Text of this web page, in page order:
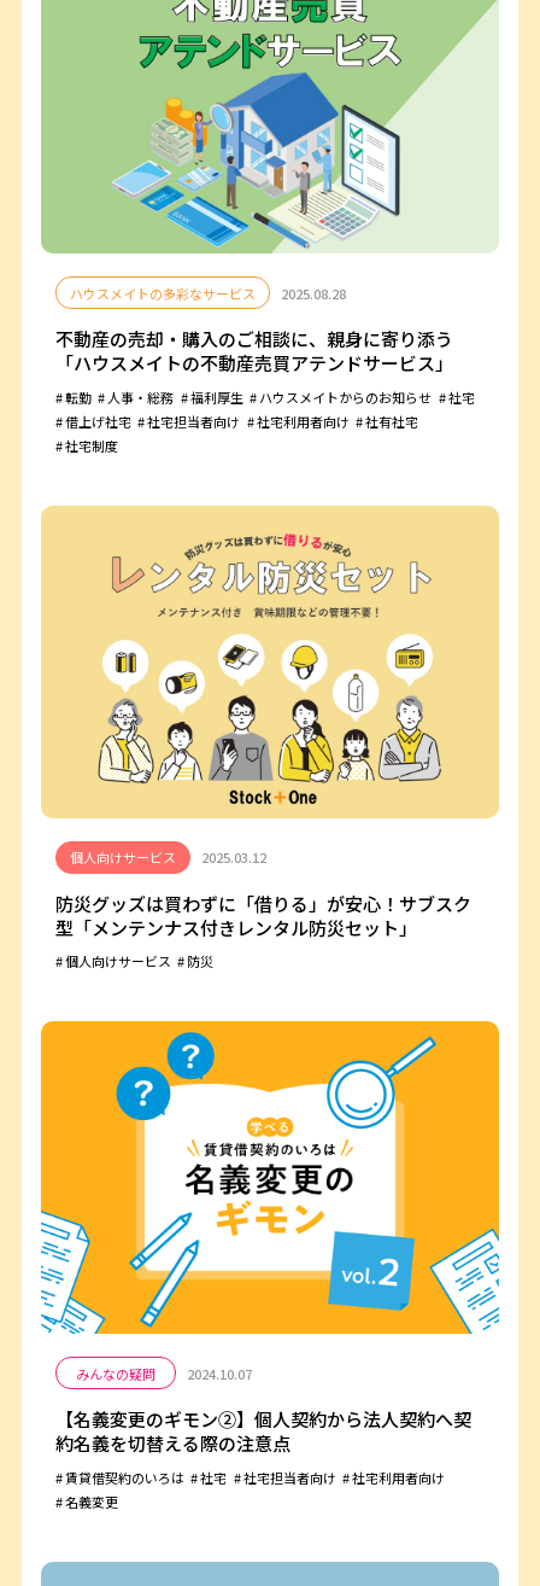
ハウスメイトの多彩なサービス 2025.08.28
不動産の売却・購入のご相談に、親身に寄り添う
「ハウスメイトの不動産売買アテンドサービス」
転勤 人事・総務 福利厚生 ハウスメイトからのお知らせ
社宅
借上げ社宅
社宅担当者向け 社宅利用者向け
社有社宅
社宅制度
個人向けサービス 2025.03.12
防災グッズは買わずに「借りる」が安心！サブスク
型「メンテンナス付きレンタル防災セット」
個人向けサービス 防災
みんなの疑問 2024.10.07
【名義変更のギモン②】個人契約から法人契約へ契
約名義を切替える際の注意点
賃貸借契約のいろは 社宅 社宅担当者向け
社宅利用者向け
名義変更